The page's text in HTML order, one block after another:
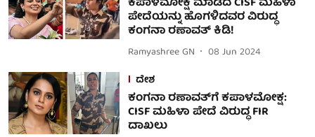
ಪೇದೆಯನ್ನು ಹೊಗಳಿದವರ ವಿರುದ್ಧ
ಕಂಗನಾ ರಣಾವತ್ ಕಿಡಿ!
Ramyashree GN
08 Jun 2024
ದೇಶ
ಕಂಗನಾ ರಣಾವತ್‌ಗೆ ಕಪಾಳಮೋಕ್ಷ:
CISF ಮಹಿಳಾ ಪೇದೆ ವಿರುದ್ಧ FIR
ದಾಖಲು